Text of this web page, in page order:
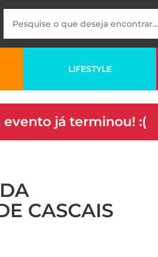
LIFESTYLE
evento já terminou! :(
CASCAIS